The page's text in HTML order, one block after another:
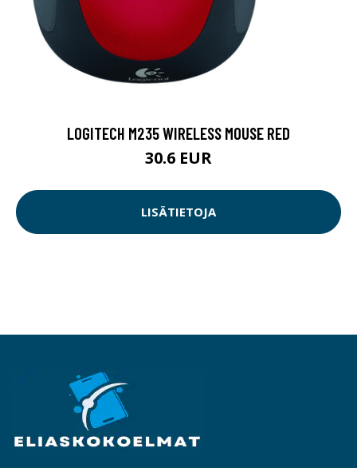
LOGITECH M235 WIRELESS MOUSE RED
30.6 EUR
LISÄTIETOJA